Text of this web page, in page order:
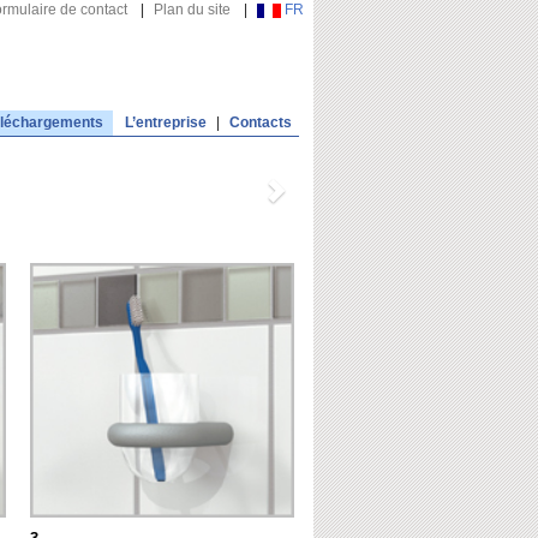
de contact Plan du site FR
L’entreprise Contacts